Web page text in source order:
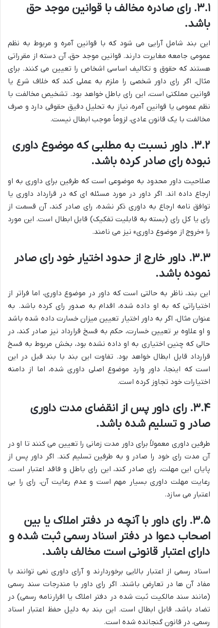
۳.۱. رای صادره مخالف با قوانین موجد حق
باشد.
این بند شامل آرایی می شود که با قوانین آمره و مربوط به نظم
عمومی جامعه مغایرت دارند. قوانین موجد حق، آن دسته از مقرراتی
هستند که حقوق و تکالیف اساسی اشخاص را تعیین می کنند. برای
مثال، اگر رای داور شخصی را ملزم به عملی کند که خلاف شرع یا
قوانین مملکتی است، این رای باطل خواهد بود. تشخیص مخالفت با
نظم عمومی یا قوانین آمره، نیاز به تحلیل دقیق حقوقی دارد و صرف
مخالفت با یک قانون عادی، لزوماً موجب ابطال نیست.
۳.۲. داور نسبت به مطلبی که موضوع داوری
نبوده رای صادر کرده باشد.
صلاحیت داور محدود به موضوعی است که طرفین برای داوری به او
ارجاع داده اند. اگر داور در مورد مسئله ای که در قرارداد داوری یا
توافق نامه ارجاع به داوری ذکر نشده، رای صادر کند، آن قسمت از
رای یا کل رای (بسته به قابلیت تفکیک) قابل ابطال است. این مورد
را «خروج از موضوع داوری» نیز می نامند.
۳.۳. داور خارج از حدود اختیار خود رای صادر
نموده باشد.
این بند، ناظر به حالتی است که داور در موضوع داوری، اما فراتر از
اختیاراتی که به او داده شده، اقدام به صدور رای کرده باشد. به
عنوان مثال، اگر به داور اختیار تعیین میزان خسارت داده شده باشد
و او علاوه بر تعیین خسارت، حکم به فسخ قرارداد نیز صادر کند، در
حالی که چنین اختیاری به او داده نشده بود، بخش مربوط به فسخ
قرارداد قابل ابطال خواهد بود. تفاوت این بند با بند قبل در این
است که اینجا، داور وارد موضوع اصلی داوری شده، اما از دامنه
اختیارات خود تجاوز کرده است.
۳.۴. رای داور پس از انقضای مدت داوری
صادر و تسلیم شده باشد.
طرفین داوری معمولاً برای داور مدت زمانی را تعیین می کنند تا او در
آن مدت رای خود را صادر و به طرفین تسلیم کند. اگر داور پس از
پایان این مهلت، رای صادر کند، این رای باطل و فاقد اعتبار است.
رعایت مهلت داوری بسیار مهم است و عدم رعایت آن، رای را بی
اعتبار می سازد.
۳.۵. رای داور با آنچه در دفتر املاک یا بین
اصحاب دعوا در دفتر اسناد رسمی ثبت شده و
دارای اعتبار قانونی است مخالف باشد.
اسناد رسمی از اعتبار بالایی برخوردارند و آرای داوری نمی توانند با
مفاد آن ها در تعارض باشند. اگر رای داور با مندرجات سند رسمی
(مانند سند مالکیت ثبت شده در دفتر املاک یا اقرارنامه رسمی) در
تضاد باشد، قابل ابطال است. این بند به دلیل حفظ اعتبار اسناد
رسمی، در قانون گنجانده شده است.